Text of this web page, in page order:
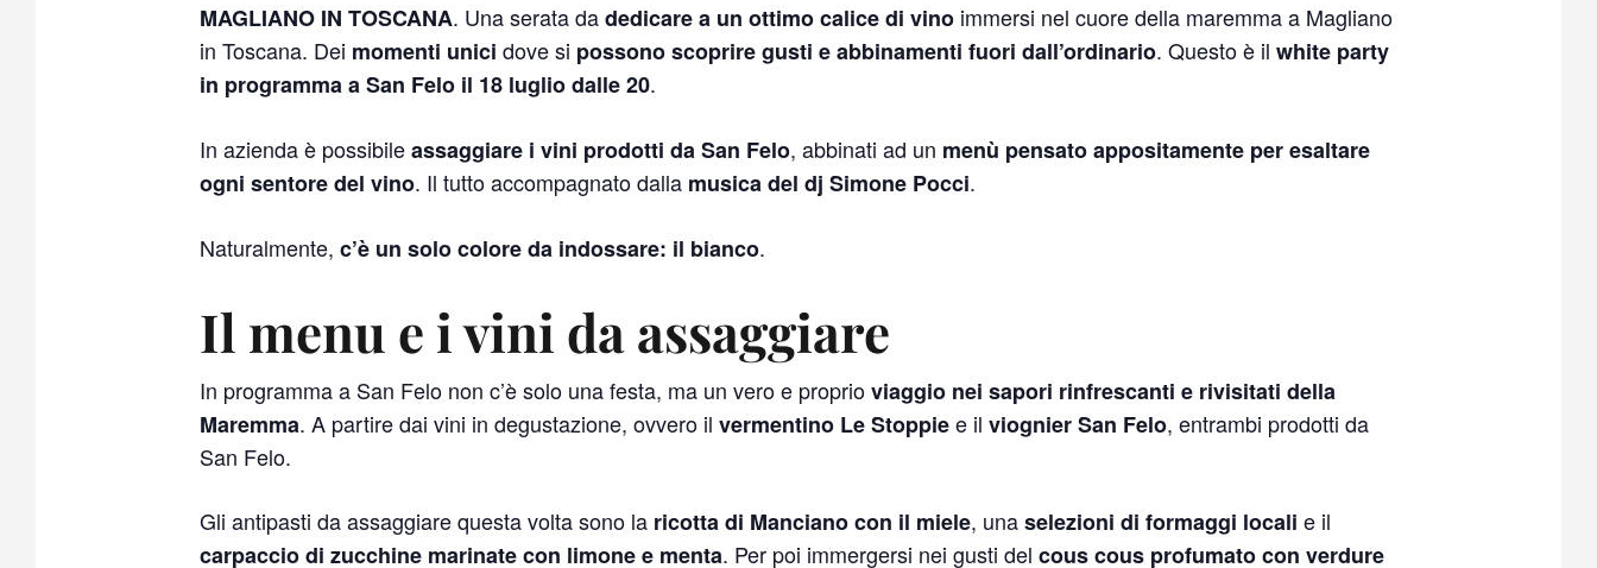
MAGLIANO IN TOSCANA. Una serata dadedicare a un ottimo calice di vino immersi nel cuore della maremma a Magliano
in Toscana. Dei momenti unici dove si possono scoprire gusti e abbinamenti fuori dall’ordinario. Questo è il white party
in programma a San Felo il 18 luglio dalle 20.
In azienda è possibileassaggiare i vini prodotti da San Felo, abbinati ad un menù pensato appositamente per esaltare
ogni sentore del vino. Il tutto accompagnato dalla musica del dj Simone Pocci.
Naturalmente, c’è un solo colore da indossare: il bianco.
Il menu e i vini da assaggiare
In programma a San Felo non c’è solo una festa, ma un vero e proprioviaggio nei sapori rinfrescanti e rivisitati della
Maremma. A partire dai vini in degustazione, ovvero il vermentino Le Stoppiee il viognier San Felo, entrambi prodotti da
San Felo.
Gli antipasti da assaggiare questa volta sono la ricotta di Manciano con il miele, unaselezioni di formaggi locali e il
carpaccio di zucchine marinate con limone e menta. Per poi immergersi nei gusti del cous cous profumato con verdure